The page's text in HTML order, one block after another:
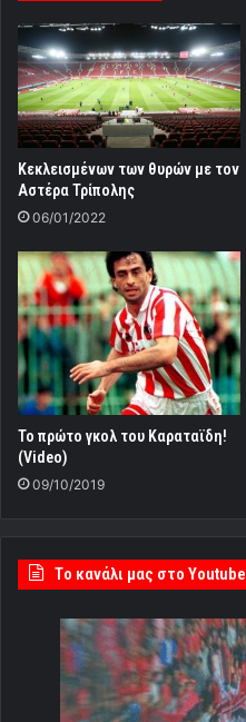
Κεκλεισμένων των θυρών με τον
Αστέρα Τρίπολης
06/01/2022
To πρώτο γκολ του Καραταϊδη!
(Video)
09/10/2019
Tο κανάλι μας στο Youtube